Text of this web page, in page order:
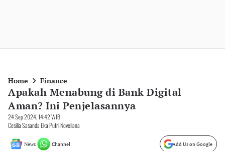
Home Finance
Apakah Menabung di Bank Digital
Aman? Ini Penjelasannya
24 Sep 2024, 14:42 WIB
Cesilia Sasanda Eka Putri Noveliana
News Channel Add Us on Google